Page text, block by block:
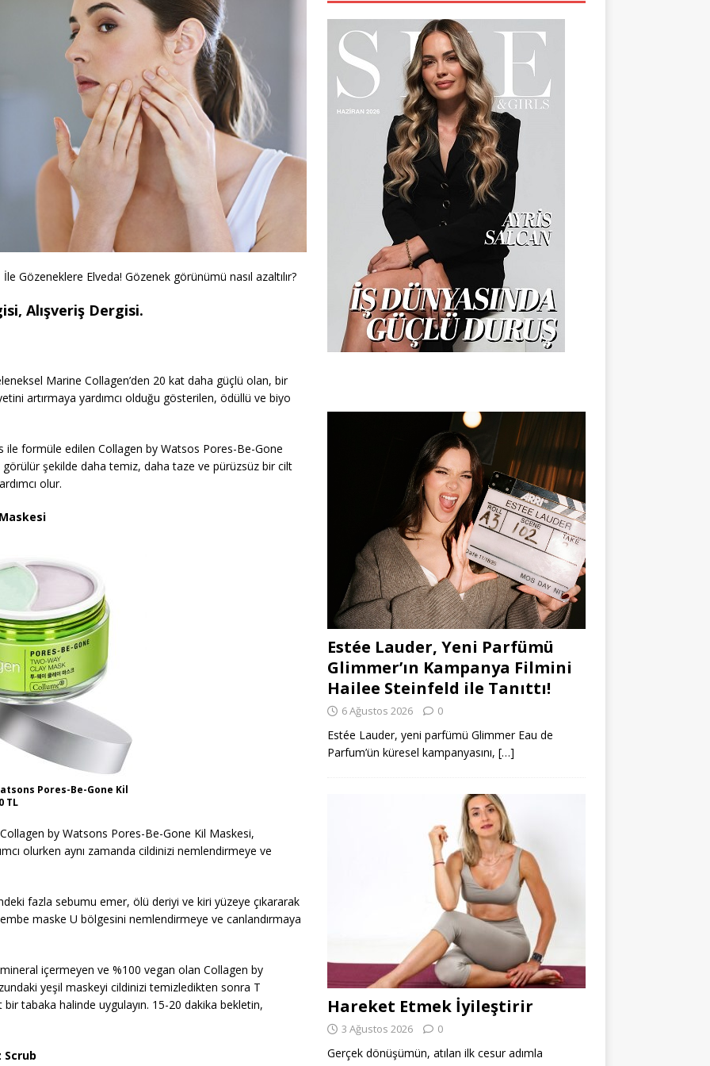
Gözeneklere Elveda! Gözenek görünümü nasıl azaltılır?
Alışveriş Dergisi.
Marine Collagen’den 20 kat daha güçlü olan, bir
artırmaya yardımcı olduğu gösterilen, ödüllü ve biyo
ile formüle edilen Collagen by Watsos Pores-Be-Gone
şekilde daha temiz, daha taze ve pürüzsüz bir cilt
olur.
Pores-Be-Gone Kil
TL
by Watsons Pores-Be-Gone Kil Maskesi,
olurken aynı zamanda cildinizi nemlendirmeye ve
fazla sebumu emer, ölü deriyi ve kiri yüzeye çıkararak
maske U bölgesini nemlendirmeye ve canlandırmaya
içermeyen ve %100 vegan olan Collagen by
yeşil maskeyi cildinizi temizledikten sonra T
tabaka halinde uygulayın. 15-20 dakika bekletin,
Scrub
Estée Lauder, Yeni Parfümü
Glimmer’ın Kampanya Filmini
Hailee Steinfeld ile Tanıttı!
6 Ağustos 2026 0
Estée Lauder, yeni parfümü Glimmer Eau de
Parfum’ün küresel kampanyasını, […]
Hareket Etmek İyileştirir
3 Ağustos 2026 0
Gerçek dönüşümün, atılan ilk cesur adımla